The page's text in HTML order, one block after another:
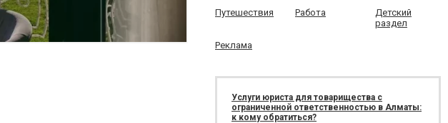
Путешествия Работа
Детский
раздел
Реклама
Услуги юриста для товарищества с
ограниченной ответственностью в Алматы:
к кому обратиться?